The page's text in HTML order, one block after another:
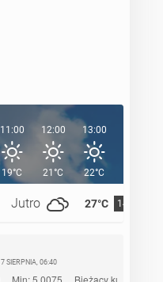
Jutro 27°C 14°C
11:00
19°C
12:00
21°C
13:00
22°C
7 SIERPNIA, 06:40